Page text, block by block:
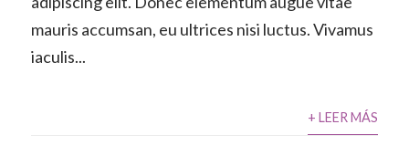
mauris accumsan, eu ultrices nisi luctus. Vivamus
iaculis...
+ LEER MÁS